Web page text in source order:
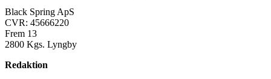
Black Spring ApS
CVR: 45666220
Frem 13
2800 Kgs. Lyngby
Redaktion